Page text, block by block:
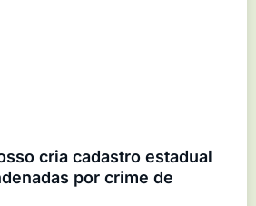
cria cadastro estadual
por crime de